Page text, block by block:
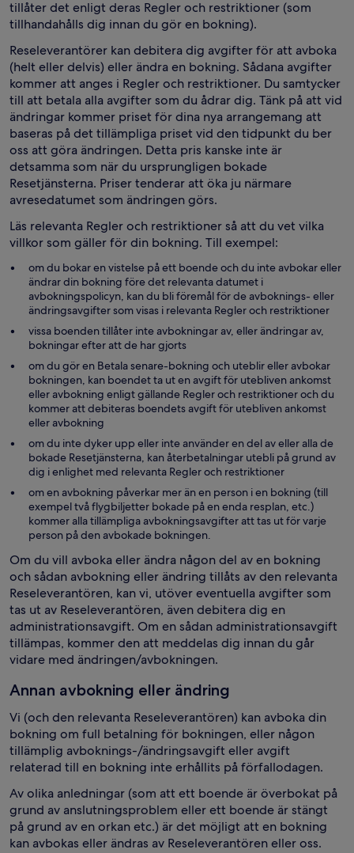
tillåter det enligt deras Regler och restriktioner (som
tillhandahålls dig innan du gör en bokning).
Reseleverantörer kan debitera dig avgifter för att avboka
(helt eller delvis) eller ändra en bokning. Sådana avgifter
kommer att anges i Regler och restriktioner. Du samtycker
till att betala alla avgifter som du ådrar dig. Tänk på att vid
ändringar kommer priset för dina nya arrangemang att
baseras på det tillämpliga priset vid den tidpunkt du ber
oss att göra ändringen. Detta pris kanske inte är
detsamma som när du ursprungligen bokade
Resetjänsterna. Priser tenderar att öka ju närmare
avresedatumet som ändringen görs.
Läs relevanta Regler och restriktioner så att du vet vilka
villkor som gäller för din bokning. Till exempel:
om du bokar en vistelse på ett boende och du inte avbokar eller
ändrar din bokning före det relevanta datumet i
avbokningspolicyn, kan du bli föremål för de avboknings- eller
ändringsavgifter som visas i relevanta Regler och restriktioner
vissa boenden tillåter inte avbokningar av, eller ändringar av,
bokningar efter att de har gjorts
om du gör en Betala senare-bokning och uteblir eller avbokar
bokningen, kan boendet ta ut en avgift för utebliven ankomst
eller avbokning enligt gällande Regler och restriktioner och du
kommer att debiteras boendets avgift för utebliven ankomst
eller avbokning
om du inte dyker upp eller inte använder en del av eller alla de
bokade Resetjänsterna, kan återbetalningar utebli på grund av
dig i enlighet med relevanta Regler och restriktioner
om en avbokning påverkar mer än en person i en bokning (till
exempel två flygbiljetter bokade på en enda resplan, etc.)
kommer alla tillämpliga avbokningsavgifter att tas ut för varje
person på den avbokade bokningen.
Om du vill avboka eller ändra någon del av en bokning
och sådan avbokning eller ändring tillåts av den relevanta
Reseleverantören, kan vi, utöver eventuella avgifter som
tas ut av Reseleverantören, även debitera dig en
administrationsavgift. Om en sådan administrationsavgift
tillämpas, kommer den att meddelas dig innan du går
vidare med ändringen/avbokningen.
Annan avbokning eller ändring
Vi (och den relevanta Reseleverantören) kan avboka din
bokning om full betalning för bokningen, eller någon
tillämplig avboknings-/ändringsavgift eller avgift
relaterad till en bokning inte erhållits på förfallodagen.
Av olika anledningar (som att ett boende är överbokat på
grund av anslutningsproblem eller ett boende är stängt
på grund av en orkan etc.) är det möjligt att en bokning
kan avbokas eller ändras av Reseleverantören eller oss.